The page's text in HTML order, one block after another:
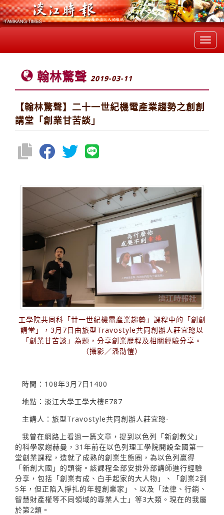
翰林驚聲 2019-03-11
【翰林驚聲】二十一世紀機電產業趨勢之創創
講堂「創業甘苦談」
工學院共同科「廿一世紀機電產業趨勢」課程中的「創創
講堂」，3月7日由旅型Travostyle共同創辦人莊宜璁以
「創業甘苦談」為題，分享創業歷程及相關經驗分享。
（攝影／潘劭愷）
時間：108年3月7日1400
地點：淡江大學工學大樓E787
主講人：旅型Travostyle共同創辦人莊宜璁-
我曾在網路上看過一篇文章，提到以色列「新創教父」
的科學家謝赫曼，31年前在以色列理工學院開設全國第一
堂創業課程，造就了成熟的創業生態圈，為以色列贏得
「新創大國」的頭銜。該課程全部安排外部講師進行經驗
分享，包括「創業有成、白手起家的大人物」、「創業2到
5年，但正陷入掙扎的年輕創業家」、以及「法律、行銷、
智慧財產權等不同領域的專業人士」等3大類。現在的我屬
於第2類。